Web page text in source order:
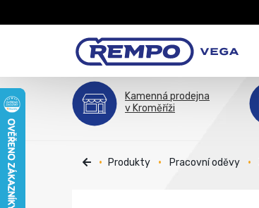
Kamenná prodejna
v Kroměříži
Produkty Pracovní oděvy